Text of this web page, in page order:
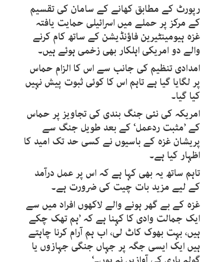
رپورٹ کے مطابق کھانے کے سامان کی تقسیم
کے مرکز پر حملے میں اسرائیلی حمایت یافتہ
غزہ ہیومینٹیرین فاؤنڈیشن کے ساتھ کام کرنے
والے دو امریکی اہلکار بھی زخمی ہوئے ہیں۔
امدادی تنظیم کی جانب سے اس کا الزام حماس
پر لگایا گیا ہے تاہم اس کا کوئی ثبوت پیش نہیں
کیا گیا۔
امریکہ کی نئی جنگ بندی کی تجاویز پر حماس
کے ’مثبت ردعمل‘ کے بعد طویل جنگ سے
پریشان غزہ کے باسیوں نے کسی حد تک امید کا
اظہار کیا ہے۔
تاہم ساتھ یہ بھی کہا ہے کہ اس پر عمل درآمد
کے لیے مزید بات چیت کی ضرورت ہے۔
غزہ کے بے گھر ہونے والے لاکھوں افراد میں سے
ایک جمالت وادی کا کہنا ہے کہ ’ہم تھک چکے
ہیں، بہت بھوک کاٹ لی، اب ہم آرام کرنا چاہتے
ہیں ایک ایسی جگہ پر جہاں جنگی جہازوں یا